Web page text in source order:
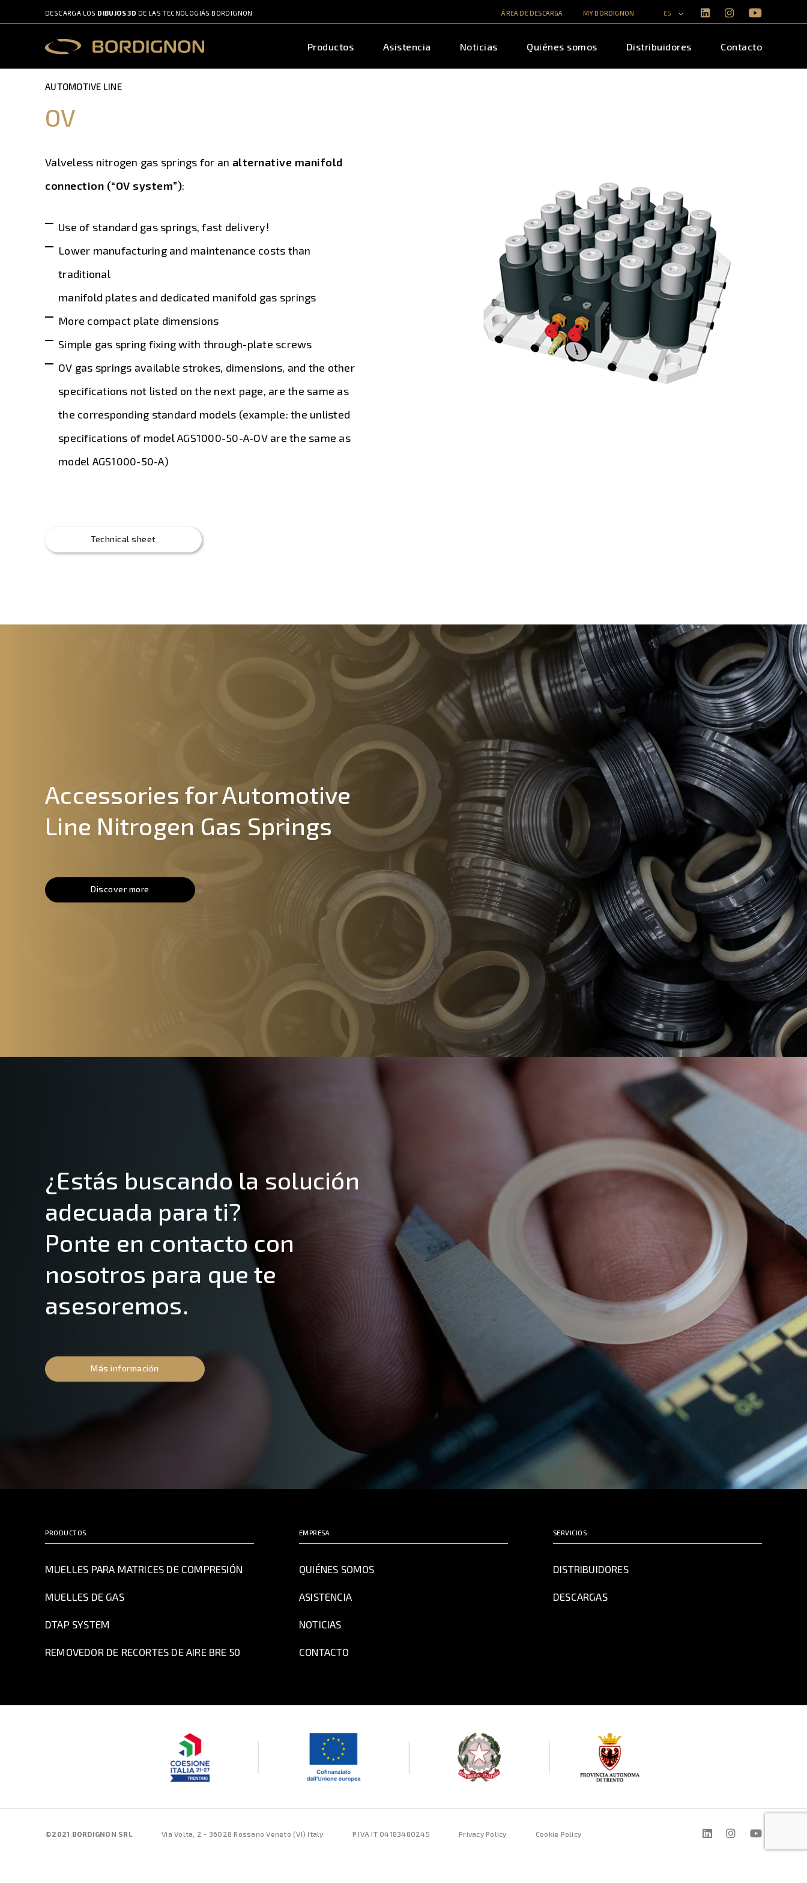
DESCARGA LOS DIBUJOS 3D DE LAS TECNOLOGIÁS BORDIGNON ÁREA DE DESCARGA MY BORDIGNON ES
Productos Asistencia Noticias Quiénes somos Distribuidores Contacto
AUTOMOTIVE LINE
OV
Valveless nitrogen gas springs for an alternative manifold
connection (“OV system”):
Use of standard gas springs, fast delivery!
Lower manufacturing and maintenance costs than
traditional
manifold plates and dedicated manifold gas springs
More compact plate dimensions
Simple gas spring fixing with through-plate screws
OV gas springs available strokes, dimensions, and the other
specifications not listed on the next page, are the same as
the corresponding standard models (example: the unlisted
specifications of model AGS1000-50-A-OV are the same as
model AGS1000-50-A)
Technical sheet
Accessories for Automotive
Line Nitrogen Gas Springs
Discover more
¿Estás buscando la solución
adecuada para ti?
Ponte en contacto con
nosotros para que te
asesoremos.
Más información
PRODUCTOS
MUELLES PARA MATRICES DE COMPRESIÓN
MUELLES DE GAS
DTAP SYSTEM
REMOVEDOR DE RECORTES DE AIRE BRE 50
EMPRESA
QUIÉNES SOMOS
ASISTENCIA
NOTICIAS
CONTACTO
SERVICIOS
DISTRIBUIDORES
DESCARGAS
©2021 BORDIGNON SRL Via Volta, 2 - 36028 Rossano Veneto (VI) Italy P.IVA IT 04183480245 Privacy Policy Cookie Policy